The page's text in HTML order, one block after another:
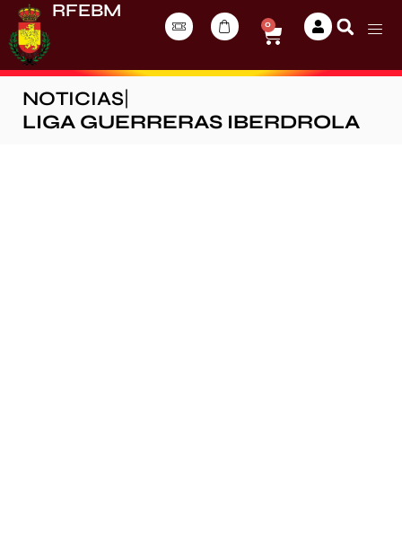
RFEBM
0
NOTICIAS
LIGA GUERRERAS IBERDROLA